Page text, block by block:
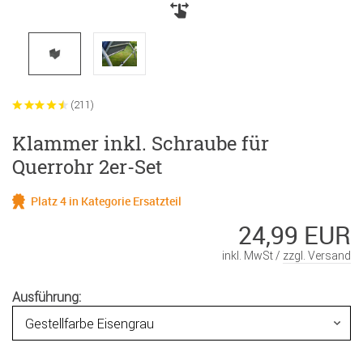
(211)
Klammer inkl. Schraube für
Querrohr 2er-Set
Platz 4 in Kategorie Ersatzteil
24,99 EUR
inkl. MwSt / zzgl. Versand
Ausführung: